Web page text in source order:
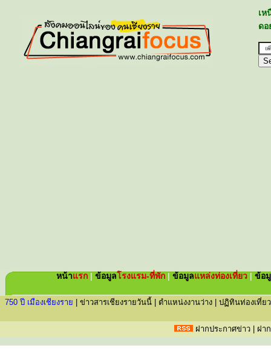
เ
ดอ
หน้าแรก | ข้อมูลโรงแรม-ที่พัก | ข้อมูลแหล่งท่องเที่ยว | ข้อ
750 ปี เมืองเชียงราย ข่าวสารเชียงรายวันนี้ ตำแหน่งงานว่าง ปฏิทินท่องเที่ยว
ฝากประกาศข่าว| ฝา